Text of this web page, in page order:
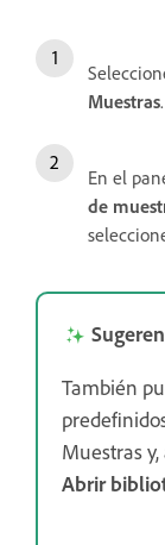
Muestras.
En el
de
También
Muestras
Abrir